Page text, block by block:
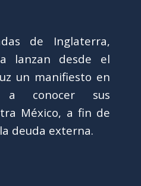
de Inglaterra,
lanzan desde el
un manifiesto en
conocer sus
México, a fin de
deuda externa.